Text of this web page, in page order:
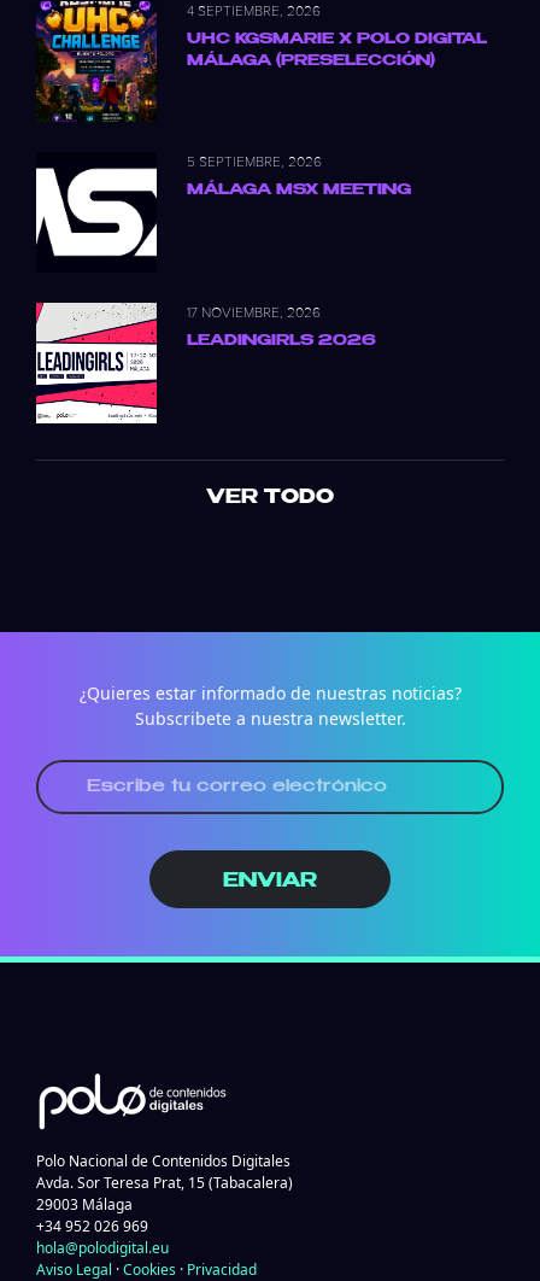
4 SEPTIEMBRE, 2026
UHC KGSMARIE X POLO DIGITAL
MÁLAGA (PRESELECCIÓN)
5 SEPTIEMBRE, 2026
MÁLAGA MSX MEETING
17 NOVIEMBRE, 2026
LEADINGIRLS 2026
VER TODO
¿Quieres estar informado de nuestras noticias?
Subscribete a nuestra newsletter.
ENVIAR
Polo Nacional de Contenidos Digitales
Avda. Sor Teresa Prat, 15 (Tabacalera)
29003 Málaga
+34 952 026 969
hola@polodigital.eu
Aviso Legal ·Cookies · Privacidad